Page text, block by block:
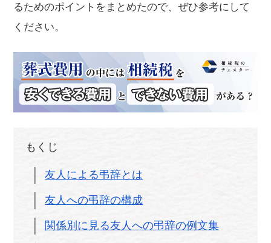
るためのポイントをまとめたので、ぜひ参考にして
ください。
もくじ
友人による弔辞とは
友人への弔辞の構成
関係別に見る友人への弔辞の例文集